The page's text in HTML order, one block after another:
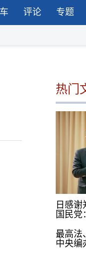
评论 专题
热门
日感谢
国民党
最高法
中央编